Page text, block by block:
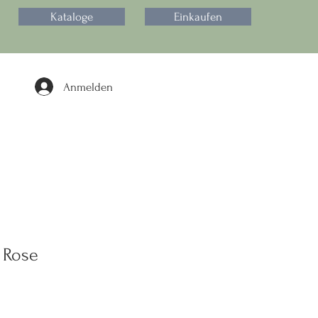
Kataloge Einkaufen
Anmelden